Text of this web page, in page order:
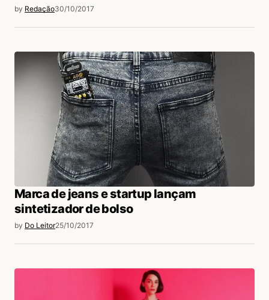
Bruno Consoni
Daliane Miranda
Acesse para responder
login
by Redação30/10/2017
Marca de jeans e startup lançam
sintetizador de bolso
by Do Leitor25/10/2017